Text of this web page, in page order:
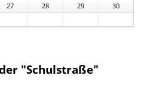
27 28 29
30
"Schulstraße"